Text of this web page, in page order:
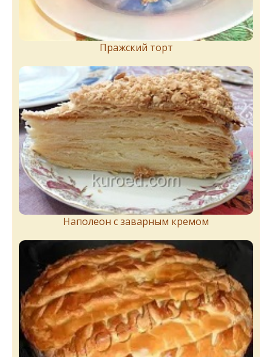
Пражский торт
Наполеон с заварным кремом